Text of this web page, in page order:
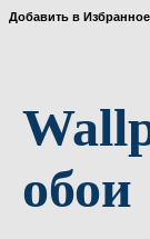
Добавить в Избранное
обои